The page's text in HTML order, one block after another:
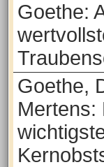
Goethe:
Goethe,
Mertens: